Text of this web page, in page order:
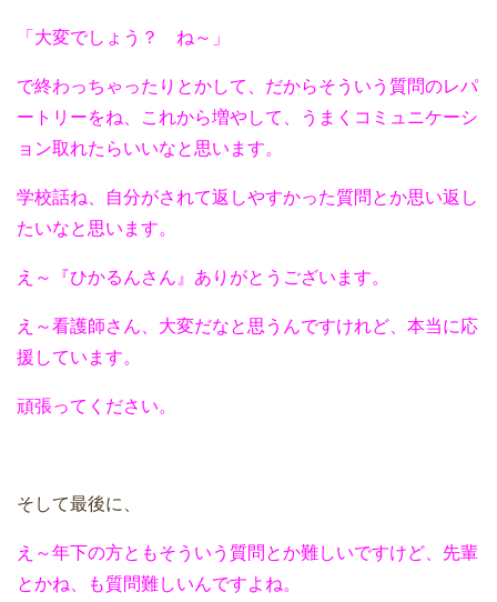
「大変でしょう？ ね～」
で終わっちゃったりとかして、だからそういう質問のレパ
ートリーをね、これから増やして、うまくコミュニケーシ
ョン取れたらいいなと思います。
学校話ね、自分がされて返しやすかった質問とか思い返し
たいなと思います。
え～『ひかるんさん』ありがとうございます。
え～看護師さん、大変だなと思うんですけれど、本当に応
援しています。
頑張ってください。
そして最後に、
え～年下の方ともそういう質問とか難しいですけど、先輩
とかね、も質問難しいんですよね。